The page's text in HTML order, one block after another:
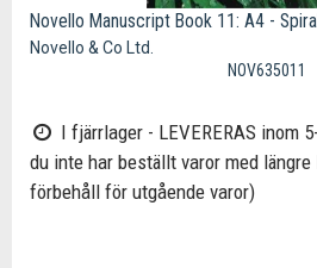
Novello Manuscript Book 11: A4 -
Novello & Co Ltd.
NOV635011
I fjärrlager - LEVERERAS inom
du inte har beställt varor med
förbehåll för utgående varor)